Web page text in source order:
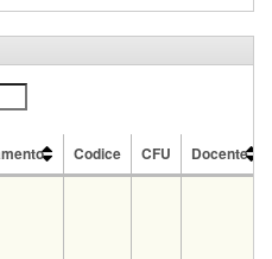
Codice CFU
Docente